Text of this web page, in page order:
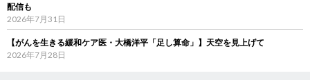
配信も
2026年7月31日
【がんを生きる緩和ケア医・大橋洋平「足し算命」】天空を見上げて
2026年7月28日